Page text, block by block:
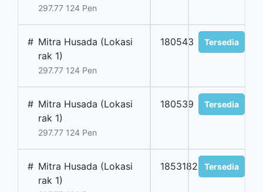
297.77 124 Pen
# Mitra Husada (Lokasi
rak 1)
297.77 124 Pen
180543 Tersedia
# Mitra Husada (Lokasi
rak 1)
297.77 124 Pen
180539 Tersedia
# Mitra Husada (Lokasi
rak 1)
1853182 Tersedia